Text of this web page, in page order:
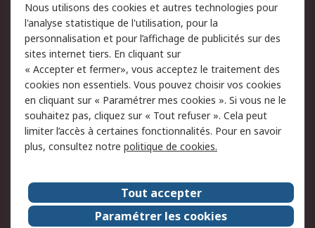
du site
Politique de protection
des données - Mise à
jour
Sécurité des E-mails
Conditions générales
de vente
Politique anti-
corruption
Campagnes marketing
A propos de RS
A propos de RS France
Evénements
Le groupe RS Group Plc
Presse
RS dans le monde
Démarche RSE
Nous utilisons des cookies et autres technologies pour
l'analyse statistique de l'utilisation, pour la
personnalisation et pour l’affichage de publicités sur des
sites internet tiers. En cliquant sur
« Accepter et fermer», vous acceptez le traitement des
cookies non essentiels. Vous pouvez choisir vos cookies
en cliquant sur « Paramétrer mes cookies ». Si vous ne le
souhaitez pas, cliquez sur « Tout refuser ». Cela peut
limiter l’accès à certaines fonctionnalités. Pour en savoir
plus, consultez notre politique de cookies.
Tout accepter
Paramétrer les cookies